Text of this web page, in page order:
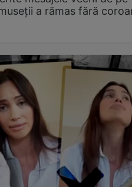
a rămas fără